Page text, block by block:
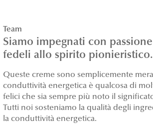
Team
Siamo impegnati con
fedeli allo spirito pionieristico.
Queste creme sono semplicemente
conduttività energetica è qualcosa di
felici che sia sempre più noto il
Tutti noi sosteniamo la qualità degli
la conduttività energetica.